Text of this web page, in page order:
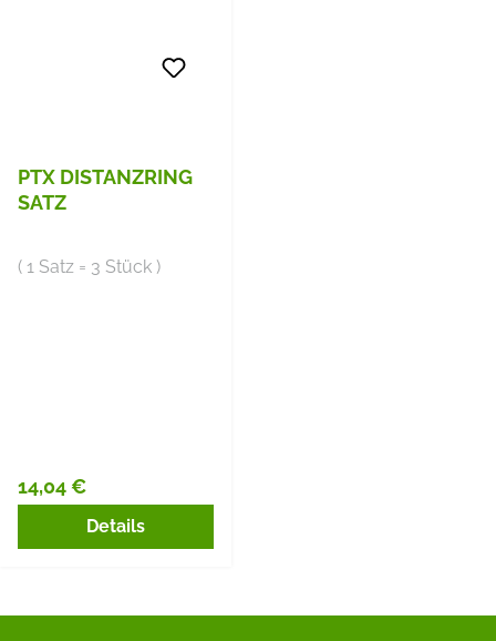
PTX DISTANZRING
SATZ
( 1 Satz = 3 Stück )
Regulärer Preis:
14,04 €
Details